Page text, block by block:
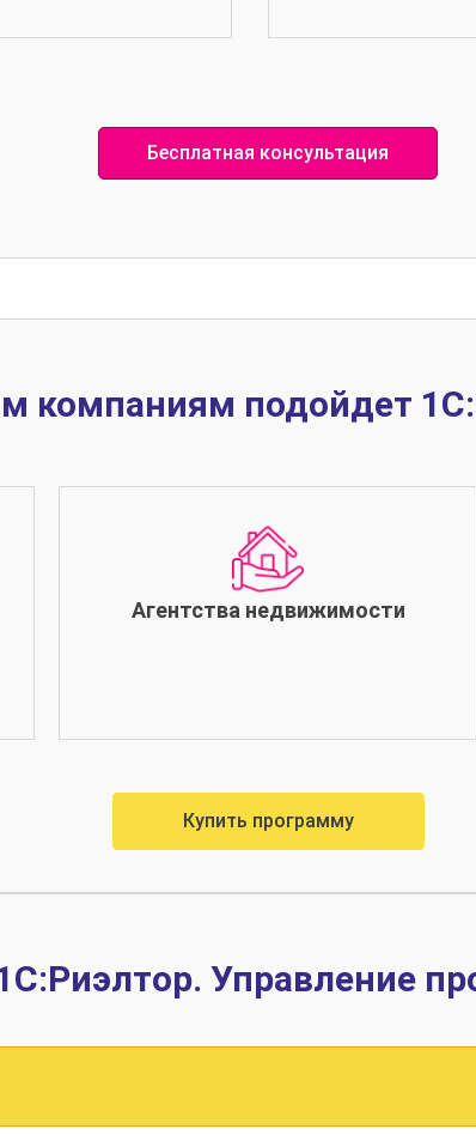
Бесплатная консультация
компаниям подойдет
Агентства недвижимости
Купить программу
Управление